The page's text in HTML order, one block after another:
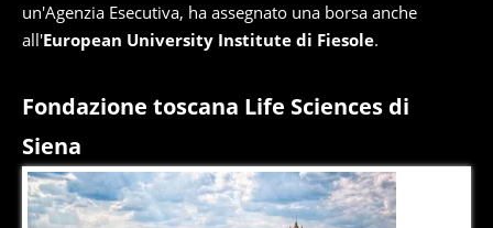
un'Agenzia Esecutiva, ha assegnato una borsa anche
all'European University Institute di Fiesole.
Fondazione toscana Life Sciences di
Siena